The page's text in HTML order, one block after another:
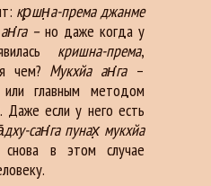
кр̣шн̣а-према джанме
ан̇га –но даже когда у
кришна-према,
чем? Мукхйа ан̇га–
главным методом
Даже если у него есть
сан̇га пунах̣ мукхйа
в этом случае